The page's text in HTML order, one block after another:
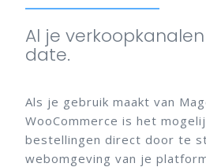
Al je
date.
Als je gebruik maakt van
WooCommerce is het
bestellingen direct door te
webomgeving van je